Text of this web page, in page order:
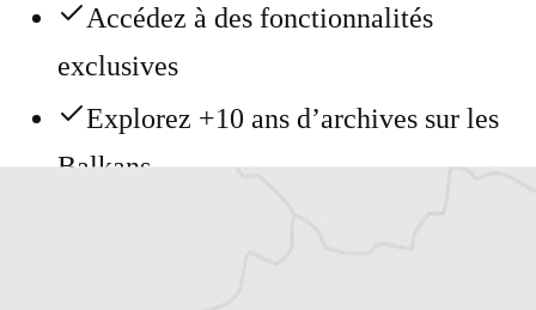
Accédez à des fonctionnalités
exclusives
Explorez +10 ans d’archives sur les
Balkans